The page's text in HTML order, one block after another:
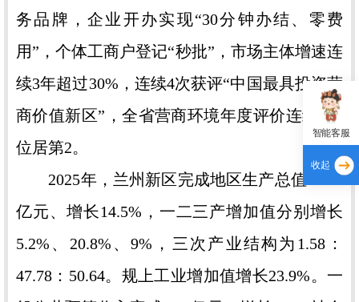
务品牌，企业开办实现“30分钟办结、零费
用”，个体工商户登记“秒批”，市场主体增速连
续3年超过30%，连续4次获评“中国最具投资营
商价值新区”，全省营商环境年度评价连续4年
位居第2。
2025年，兰州新区完成地区生产总值500.5
亿元、增长14.5%，一二三产增加值分别增长
5.2%、20.8%、9%，三次产业结构为1.58：
47.78：50.64。规上工业增加值增长23.9%。一
智能客服
收起